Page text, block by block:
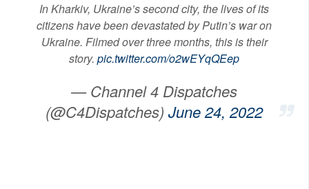
In Kharkiv, Ukraine’s second city, the lives of its
citizens have been devastated by Putin’s war on
Ukraine. Filmed over three months, this is their
story. pic.twitter.com/o2wEYqQEep
— Channel 4 Dispatches
(@C4Dispatches) June 24, 2022